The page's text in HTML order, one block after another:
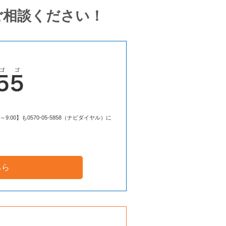
談ください！
9:00】も0570-05-5858（ナビダイヤル）に